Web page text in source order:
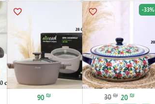
favorite_border -33%
30 ₪ 20 ₪
favorite_border
90 ₪